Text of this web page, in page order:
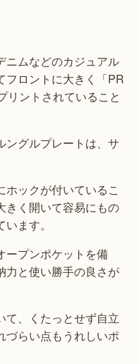
ニムなどのカジュアル
フロントに大きく「PR
リントされていること
ングルプレートは、サ
ックが付いているこ
きく開いて容易にもの
ます。
ープンポケットを備
力と使い勝手の良さが
て、くたっとせず自立
づらい点もうれしいポ